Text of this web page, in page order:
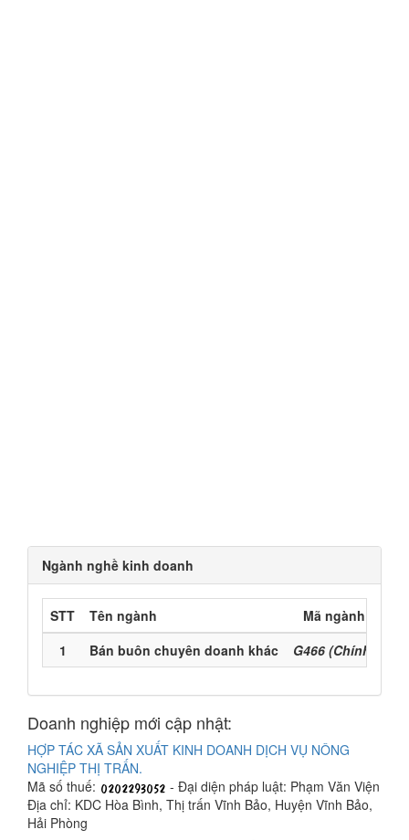
Ngành nghề kinh doanh
STT Tên ngành
Mã ngành
1
Bán buôn chuyên doanh khác G466 (Chính)
Doanh nghiệp mới cập nhật:
HỢP TÁC XÃ SẢN XUẤT KINH DOANH DỊCH VỤ NÔNG
NGHIỆP THỊ TRẤN.
Mã số thuế:
- Đại diện pháp luật: Phạm Văn Viện
Địa chỉ: KDC Hòa Bình, Thị trấn Vĩnh Bảo, Huyện Vĩnh Bảo,
Hải Phòng